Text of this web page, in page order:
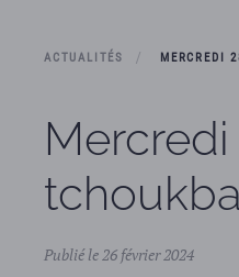
ACTUALITÉS MERCREDI
Publié le 26 février 2024